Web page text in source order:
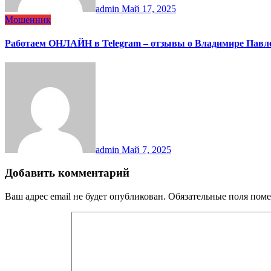
admin Май 17, 2025
Мошенник
Работаем ОНЛАЙН в Telegram – отзывы о Владимире
admin Май 7, 2025
Добавить комментарий
Ваш адрес email не будет опубликован. Обязательные поля